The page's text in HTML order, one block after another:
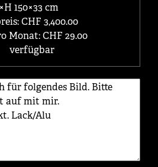
150×33 cm
CHF 3,400.00
Monat: CHF 29.00
verfügbar